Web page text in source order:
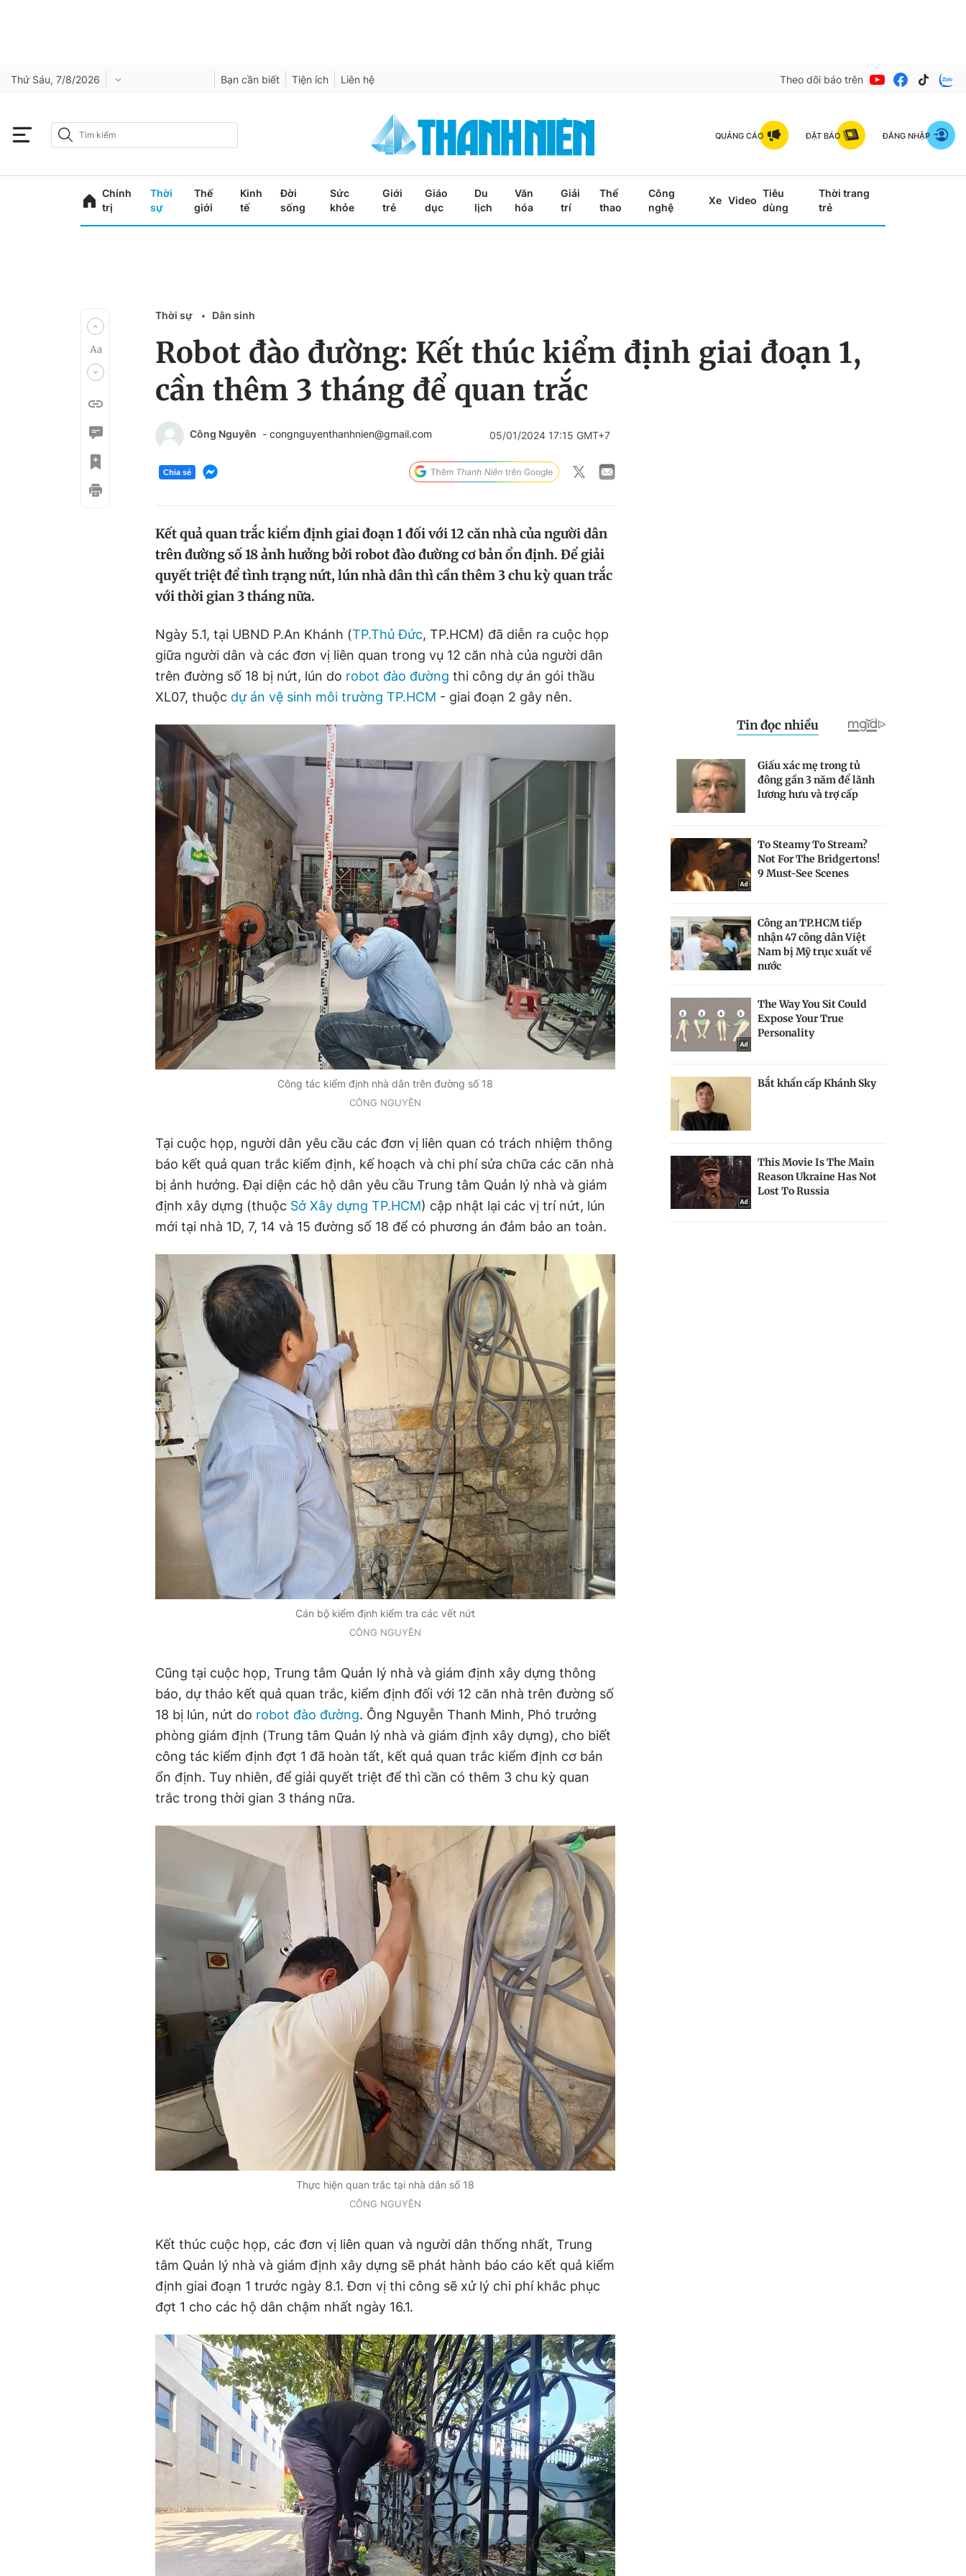
Thứ Sáu, 7/8/2026 Bạn cần biết Tiện ích Liên hệ Theo dõi báo trên
QUẢNG CÁO ĐẶT BÁO ĐĂNG NHẬP
Chính
trị
Thời
sự
Thế
giới
Kinh
tế
Đời
sống
Sức
khỏe
Giới
trẻ
Giáo
dục
Du
lịch
Văn
hóa
Giải
trí
Thể
thao
Công
nghệ
Xe Video
Tiêu
dùng
Thời trang
trẻ
Thời sự Dân sinh
Robot đào đường: Kết thúc kiểm định giai đoạn 1,
cần thêm 3 tháng để quan trắc
Công Nguyên - congnguyenthanhnien@gmail.com 05/01/2024 17:15 GMT+7
Chia sẻ
Kết quả quan trắc kiểm định giai đoạn 1 đối với 12 căn nhà của người dân
trên đường số 18 ảnh hưởng bởi robot đào đường cơ bản ổn định. Để giải
quyết triệt để tình trạng nứt, lún nhà dân thì cần thêm 3 chu kỳ quan trắc
với thời gian 3 tháng nữa.
Ngày 5.1, tại UBND P.An Khánh (TP.Thủ Đức, TP.HCM) đã diễn ra cuộc họp
giữa người dân và các đơn vị liên quan trong vụ 12 căn nhà của người dân
trên đường số 18 bị nứt, lún do robot đào đường thi công dự án gói thầu
XL07, thuộc dự án vệ sinh môi trường TP.HCM - giai đoạn 2 gây nên.
Công tác kiểm định nhà dân trên đường số 18
CÔNG NGUYÊN
Tại cuộc họp, người dân yêu cầu các đơn vị liên quan có trách nhiệm thông
báo kết quả quan trắc kiểm định, kế hoạch và chi phí sửa chữa các căn nhà
bị ảnh hưởng. Đại diện các hộ dân yêu cầu Trung tâm Quản lý nhà và giám
định xây dựng (thuộc Sở Xây dựng TP.HCM) cập nhật lại các vị trí nứt, lún
mới tại nhà 1D, 7, 14 và 15 đường số 18 để có phương án đảm bảo an toàn.
Cán bộ kiểm định kiểm tra các vết nứt
CÔNG NGUYÊN
Cũng tại cuộc họp, Trung tâm Quản lý nhà và giám định xây dựng thông
báo, dự thảo kết quả quan trắc, kiểm định đối với 12 căn nhà trên đường số
18 bị lún, nứt do robot đào đường. Ông Nguyễn Thanh Minh, Phó trưởng
phòng giám định (Trung tâm Quản lý nhà và giám định xây dựng), cho biết
công tác kiểm định đợt 1 đã hoàn tất, kết quả quan trắc kiểm định cơ bản
ổn định. Tuy nhiên, để giải quyết triệt để thì cần có thêm 3 chu kỳ quan
trắc trong thời gian 3 tháng nữa.
Thực hiện quan trắc tại nhà dân số 18
CÔNG NGUYÊN
Kết thúc cuộc họp, các đơn vị liên quan và người dân thống nhất, Trung
tâm Quản lý nhà và giám định xây dựng sẽ phát hành báo cáo kết quả kiểm
định giai đoạn 1 trước ngày 8.1. Đơn vị thi công sẽ xử lý chi phí khắc phục
đợt 1 cho các hộ dân chậm nhất ngày 16.1.